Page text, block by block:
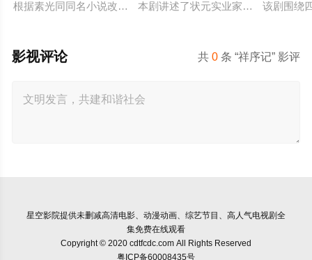
根据素光同同名小说改编。江逾白长大以后，林知夏忽然对他说
本剧讲述了状元实业家张謇创办大生
该剧围绕
共0 条 “祥序记” 影评
影视评论
星空影院提供未删减高清电影、动漫动画、综艺节目、高人气电视剧全
集免费在线观看
Copyright © 2020 cdtfcdc.com All Rights Reserved
粤ICP备60008435号